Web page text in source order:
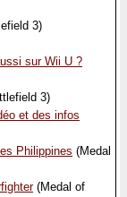
3)
sur Wii U ?
3)
et des infos
Philippines (Medal
(Medal of